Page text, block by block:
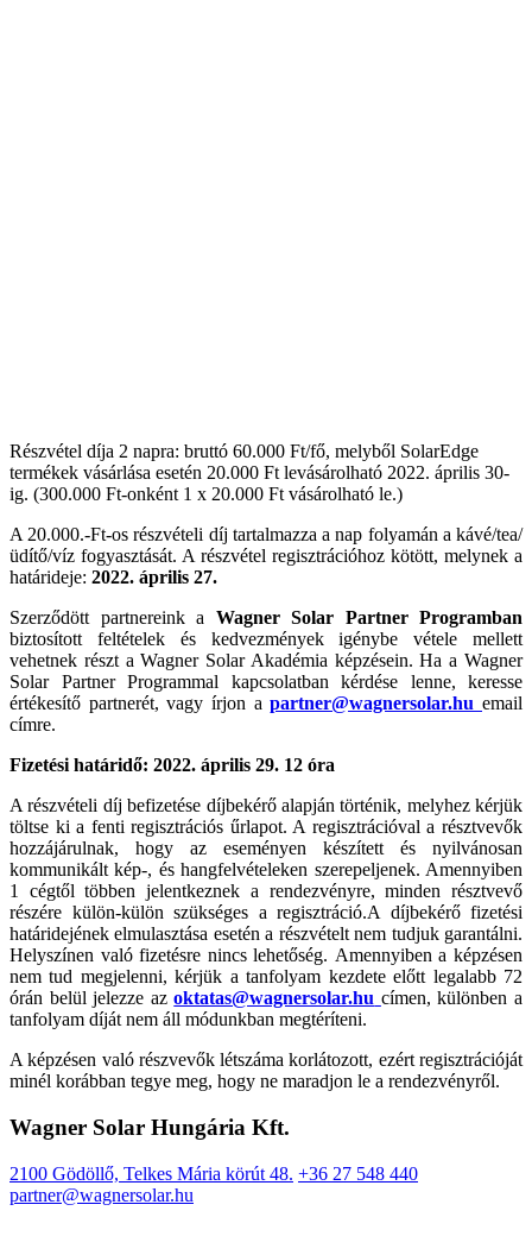
Részvétel díja 2 napra: bruttó 60.000 Ft/fő, melyből SolarEdge
termékek vásárlása esetén 20.000 Ft levásárolható 2022. április 30-
ig. (300.000 Ft-onként 1 x 20.000 Ft vásárolható le.)
A 20.000.-Ft-os részvételi díj tartalmazza a nap folyamán a kávé/tea/
üdítő/víz fogyasztását. A részvétel regisztrációhoz kötött, melynek a
határideje: 2022. április 27.
Szerződött partnereink a Wagner Solar Partner Programban
biztosított feltételek és kedvezmények igénybe vétele mellett
vehetnek részt a Wagner Solar Akadémia képzésein. Ha a Wagner
Solar Partner Programmal kapcsolatban kérdése lenne, keresse
értékesítő partnerét, vagy írjon apartner@wagnersolar.huemail
címre.
Fizetési határidő: 2022. április 29. 12 óra
A részvételi díj befizetése díjbekérő alapján történik, melyhez kérjük
töltse ki a fenti regisztrációs űrlapot. A regisztrációval a résztvevők
hozzájárulnak, hogy az eseményen készített és nyilvánosan
kommunikált kép-, és hangfelvételeken szerepeljenek. Amennyiben
1 cégtől többen jelentkeznek a rendezvényre, minden résztvevő
részére külön-külön szükséges a regisztráció.A díjbekérő fizetési
határidejének elmulasztása esetén a részvételt nem tudjuk garantálni.
Helyszínen való fizetésre nincs lehetőség. Amennyiben a képzésen
nem tud megjelenni, kérjük a tanfolyam kezdete előtt legalabb 72
órán belül jelezze azoktatas@wagnersolar.hu címen, különben a
tanfolyam díját nem áll módunkban megtéríteni.
A képzésen való részvevők létszáma korlátozott, ezért regisztrációját
minél korábban tegye meg, hogy ne maradjon le a rendezvényről.
Wagner Solar Hungária Kft.
2100 Gödöllő, Telkes Mária körút 48. +36 27 548 440
partner@wagnersolar.hu